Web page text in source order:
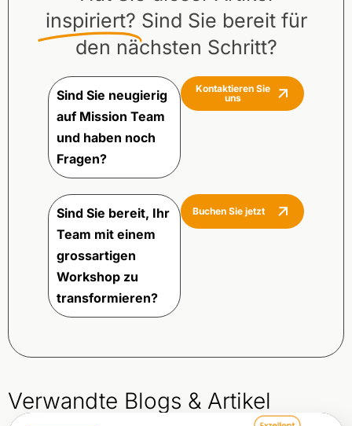
inspiriert? Sind Sie bereit für
den nächsten Schritt?
Sind Sie neugierig
auf Mission Team
und haben noch
Fragen?
Kontaktieren Sie
uns
Sind Sie bereit, Ihr
Team mit einem
grossartigen
Workshop zu
transformieren?
Buchen Sie jetzt
Verwandte Blogs & Artikel​